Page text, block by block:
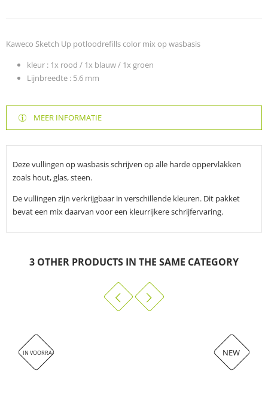
Kaweco Sketch Up potloodrefills color mix op wasbasis
kleur : 1x rood / 1x blauw / 1x groen
Lijnbreedte : 5.6 mm
MEER INFORMATIE
Deze vullingen op wasbasis schrijven op alle harde oppervlakken
zoals hout, glas, steen.
De vullingen zijn verkrijgbaar in verschillende kleuren. Dit pakket
bevat een mix daarvan voor een kleurrijkere schrijfervaring.
3 OTHER PRODUCTS IN THE SAME CATEGORY
NEW
IN VOORRAAD